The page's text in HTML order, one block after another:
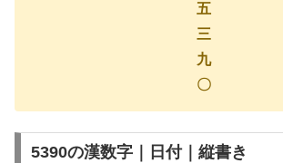
五
三
九
〇
5390の漢数字｜日付｜縦書き